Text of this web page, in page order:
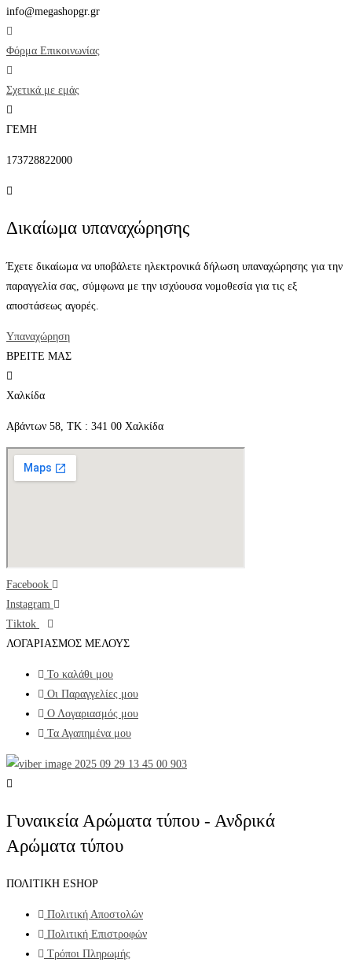
info@megashopgr.gr
Φόρμα Επικοινωνίας
Σχετικά με εμάς
ΓΕΜΗ
173728822000
Δικαίωμα υπαναχώρησης
Έχετε δικαίωμα να υποβάλετε ηλεκτρονικά δήλωση υπαναχώρησης για την
παραγγελία σας, σύμφωνα με την ισχύουσα νομοθεσία για τις εξ
αποστάσεως αγορές.
Υπαναχώρηση
ΒΡΕΙΤΕ ΜΑΣ
Χαλκίδα
Αβάντων 58, ΤΚ : 341 00 Χαλκίδα
Facebook
Instagram
Tiktok
ΛΟΓΑΡΙΑΣΜΟΣ ΜΕΛΟΥΣ
Το καλάθι μου
Οι Παραγγελίες μου
Ο Λογαριασμός μου
Τα Αγαπημένα μου
Γυναικεία Αρώματα τύπου - Ανδρικά
Αρώματα τύπου
ΠΟΛΙΤΙΚΗ ESHOP
Πολιτική Αποστολών
Πολιτική Επιστροφών
Τρόποι Πληρωμής